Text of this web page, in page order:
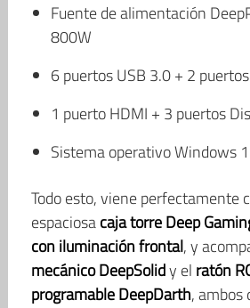
Fuente de alimentación
800W
6 puertos USB 3.0 + 2
1 puerto HDMI + 3 puertos
Sistema operativo Windows
Todo esto, viene perfectamente
espaciosacaja torre Deep
con iluminación frontal, y
mecánico DeepSolidy el ratón
programable DeepDarth, ambos